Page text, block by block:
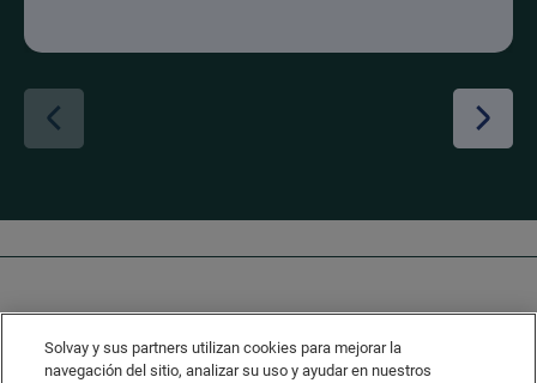
Solvay y sus partners utilizan cookies para mejorar la
navegación del sitio, analizar su uso y ayudar en nuestros